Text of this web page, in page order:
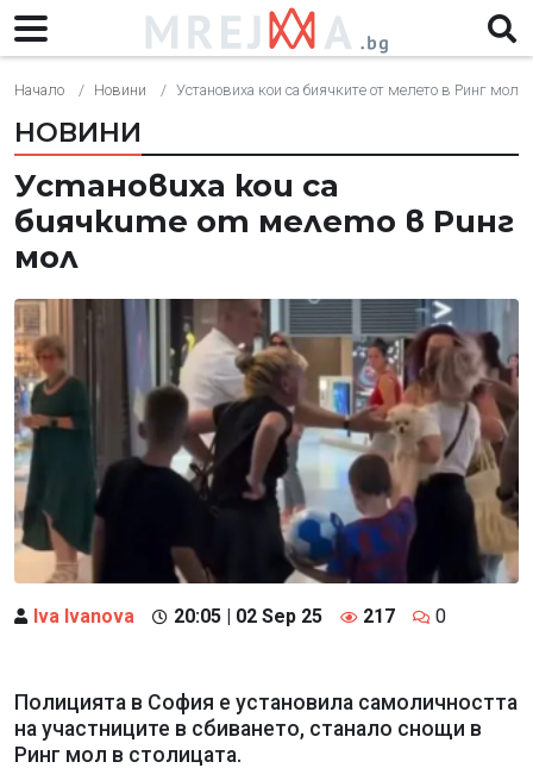
Начало Новини Установиха кои са биячките от мелето в Ринг мол
НОВИНИ
Установиха кои са
биячките от мелето в Ринг
мол
Iva Ivanova 20:05 | 02 Sep 25 217 0
Полицията в София е установила самоличността
на участниците в сбиването, станало снощи в
Ринг мол в столицата.